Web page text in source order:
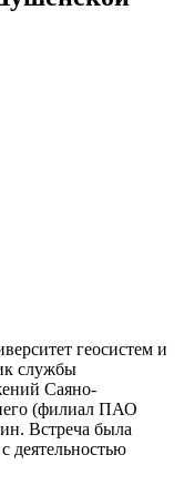
геосистем и
службы
Саяно-
(филиал ПАО
Встреча была
деятельностью